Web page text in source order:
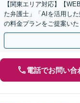
【関東エリア対応】【
た弁護士」「AIを活用し
の料金プランをご提案い
動産／メーカー／社会福
電話でお問い合